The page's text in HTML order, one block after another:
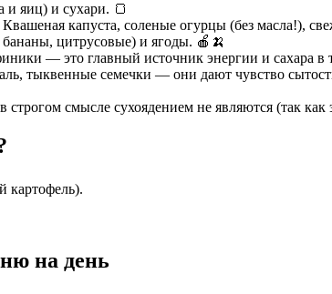
яиц) и сухари. 🍞
капуста, соленые огурцы (без масла!),
цитрусовые) и ягоды. 🍎🍌
— это главный источник энергии и сахара в
тыквенные семечки — они дают чувство
смысле сухоядением не являются (так как
картофель).
на день